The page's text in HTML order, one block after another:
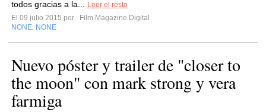
todos gracias a la...
Leer el resto
El 09 julio 2015 por
Film Magazine Digital
NONE NONE
Nuevo póster y trailer de "closer to
the moon" con mark strong y vera
farmiga